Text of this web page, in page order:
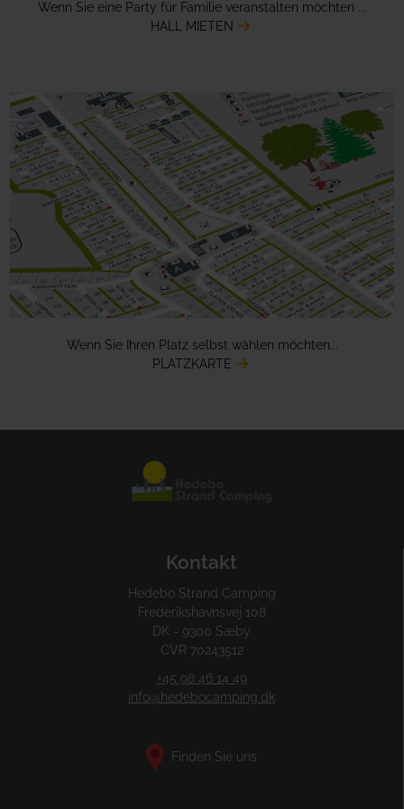
Wenn Sie eine Party für Familie veranstalten möchten ...
HALL MIETEN
Wenn Sie Ihren Platz selbst wählen möchten...
PLATZKARTE
Kontakt
Hedebo Strand Camping
Frederikshavnsvej 108
DK - 9300 Sæby
CVR 70243512
+45 98 46 14 49
info@hedebocamping.dk
Finden Sie uns